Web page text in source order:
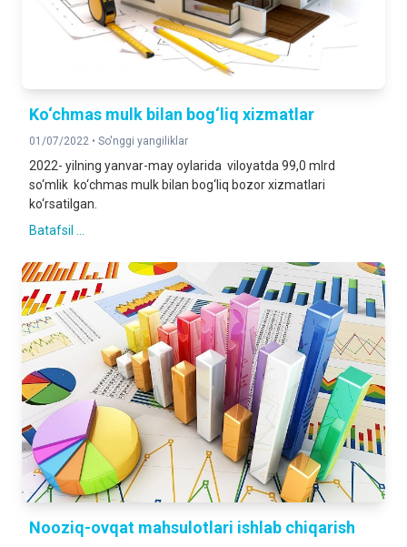
Ko‘chmas mulk bilan bog‘liq xizmatlar
01/07/2022 • So'nggi yangiliklar
2022- yilning yanvar-may oylarida viloyatda 99,0 mlrd
so‘mlik ko‘chmas mulk bilan bog‘liq bozor xizmatlari
ko‘rsatilgan.
Batafsil ...
Nooziq-ovqat mahsulotlari ishlab chiqarish